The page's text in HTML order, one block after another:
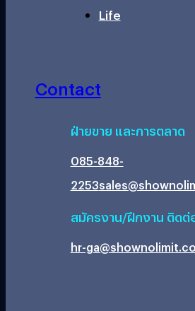
Life
Contact
ฝ่ายขาย และการตลาด
085-848-
2253
สมัครงาน/ฝึกงาน ติดต่
hr-